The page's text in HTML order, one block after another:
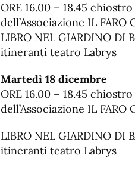
ORE 16.00 – 18.45
dell’Associazione IL
LIBRO NEL GIARDINO DI
itineranti teatro Labrys
Martedì 18 dicembre
ORE 16.00 – 18.45
dell’Associazione IL
LIBRO NEL GIARDINO DI
itineranti teatro Labrys